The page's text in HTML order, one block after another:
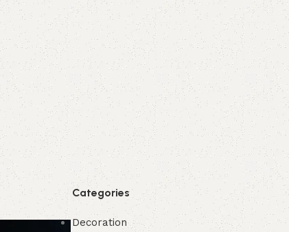
Categories
Decoration